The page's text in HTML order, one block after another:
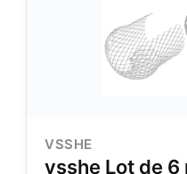
VSSHE
vsshe Lot de